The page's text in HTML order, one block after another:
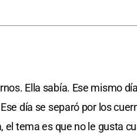
Ella sabía. Ese mismo
día se separó por los
el tema es que no le gusta